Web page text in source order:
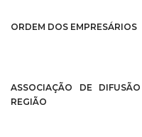
ORDEM DOS EMPRESÁRIOS
ASSOCIAÇÃO DE
REGIÃO